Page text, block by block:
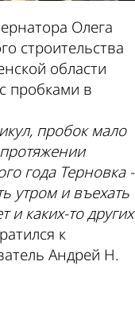
Олега
строительства
области
пробками в
пробок мало
года Терновка -
утром и въехать
и каких-то других
к
Андрей Н.